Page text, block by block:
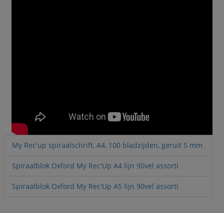
My Rec'up spiraalschrift, A4, 100 bladzijden, geruit 5 mm
Spiraalblok Oxford My Rec'Up A4 lijn 90vel assorti
Spiraalblok Oxford My Rec'Up A5 lijn 90vel assorti